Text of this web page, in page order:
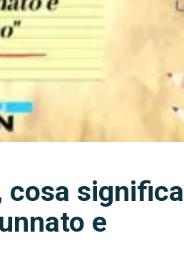
cosa significa
e